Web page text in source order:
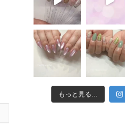
もっと見る...